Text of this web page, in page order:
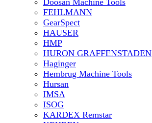
Doosan Machine Tools
FEHLMANN
GearSpect
HAUSER
HMP
HURON GRAFFENSTADEN
Haginger
Hembrug Machine Tools
Hursan
IMSA
ISOG
KARDEX Remstar